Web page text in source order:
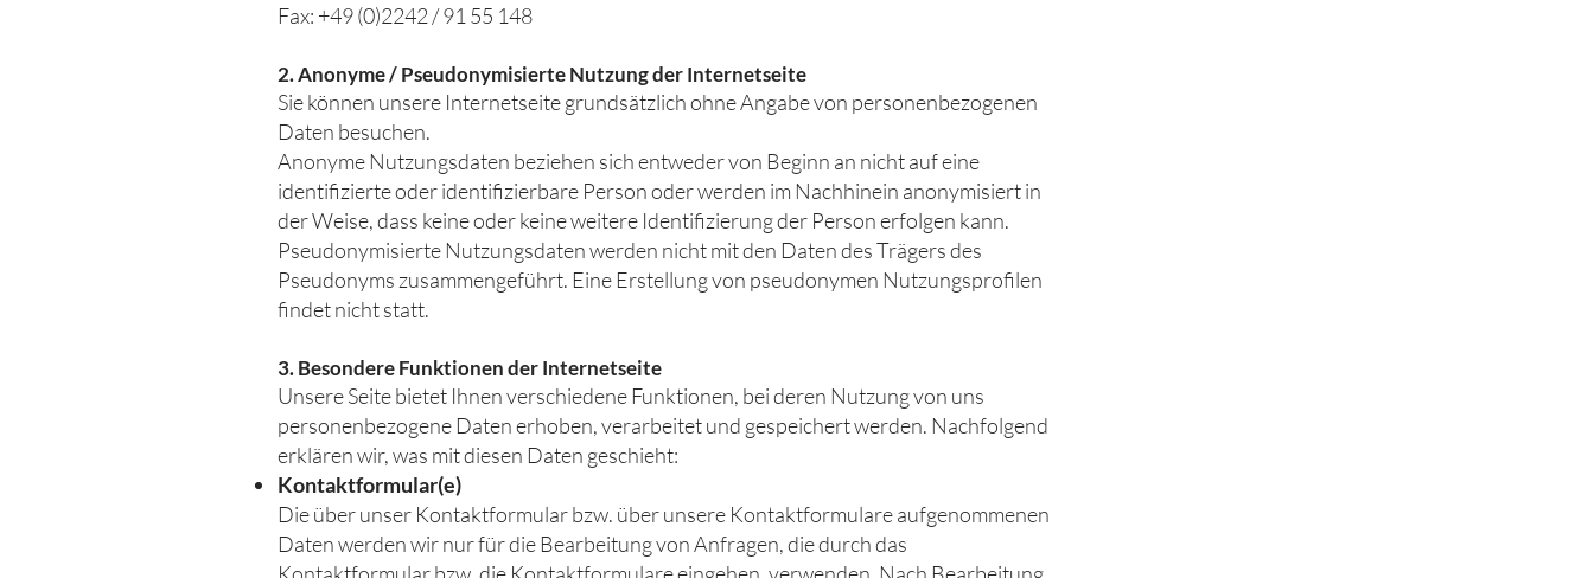
Fax: +49 (0)2242 / 91 55 148
2. Anonyme / Pseudonymisierte Nutzung der Internetseite
Sie können unsere Internetseite grundsätzlich ohne Angabe von personenbezogenen
Daten besuchen.
Anonyme Nutzungsdaten beziehen sich entweder von Beginn an nicht auf eine
identifizierte oder identifizierbare Person oder werden im Nachhinein anonymisiert in
der Weise, dass keine oder keine weitere Identifizierung der Person erfolgen kann.
Pseudonymisierte Nutzungsdaten werden nicht mit den Daten des Trägers des
Pseudonyms zusammengeführt. Eine Erstellung von pseudonymen Nutzungsprofilen
findet nicht statt.
3. Besondere Funktionen der Internetseite
Unsere Seite bietet Ihnen verschiedene Funktionen, bei deren Nutzung von uns
personenbezogene Daten erhoben, verarbeitet und gespeichert werden. Nachfolgend
erklären wir, was mit diesen Daten geschieht:
Kontaktformular(e)
Die über unser Kontaktformular bzw. über unsere Kontaktformulare aufgenommenen
Daten werden wir nur für die Bearbeitung von Anfragen, die durch das